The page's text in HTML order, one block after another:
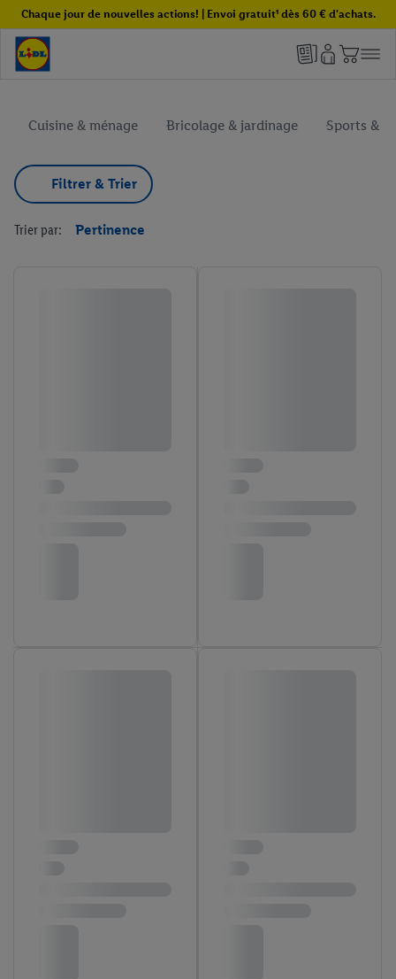
Chaque jour de nouvelles actions! | Envoi gratuit¹ dès 60 € d'achats.
Cuisine & ménage Bricolage & jardinage Sports &
Filtrer & Trier
Trier par: Pertinence